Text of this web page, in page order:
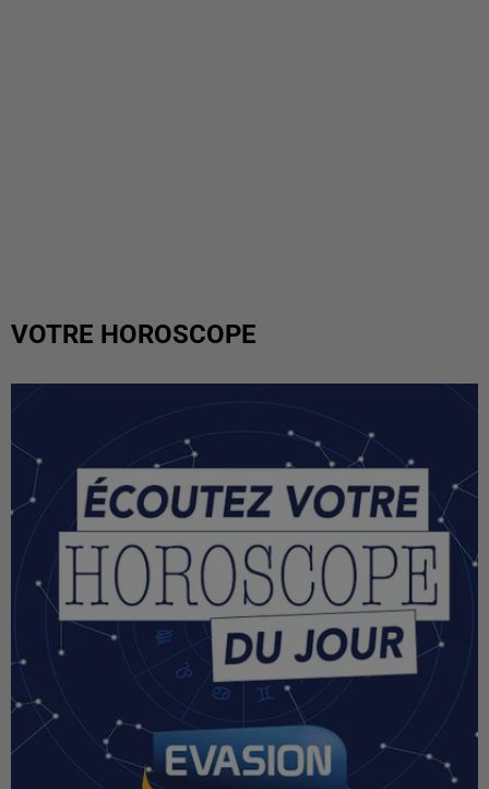
VOTRE HOROSCOPE